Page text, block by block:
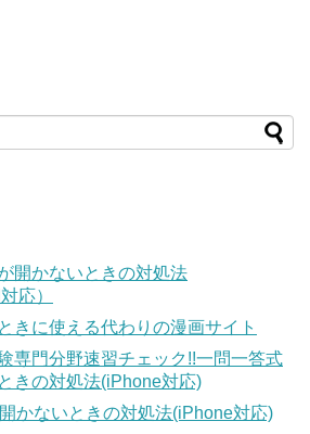
開かないときの対処法
応）
きに使える代わりの漫画サイト
専門分野速習チェック!!一問一答式
きの対処法(iPhone対応)
かないときの対処法(iPhone対応)